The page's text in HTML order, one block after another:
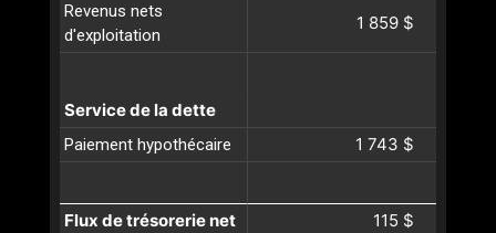
Revenus nets
d'exploitation
1 859 $
Service de la dette
Paiement hypothécaire 1 743 $
Flux de trésorerie net 115 $